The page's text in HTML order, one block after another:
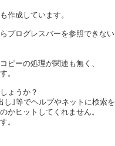
作成しています。
プログレスバーを参照できない
ピーの処理が関連も無く、
。
ょうか？
し｣等でヘルプやネットに検索を
かヒットしてくれません。
。